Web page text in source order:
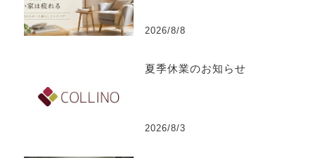
2026/8/8
夏季休業のお知らせ
2026/8/3